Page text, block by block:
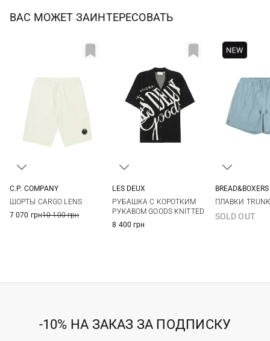
ВАС МОЖЕТ ЗАИНТЕРЕСОВАТЬ
C.P. COMPANY
ШОРТЫ CARGO LENS
7 070 грн10 100 грн
LES DEUX
РУБАШКА С КОРОТКИМ
РУКАВОМ GOODS KNITTED
8 400 грн
BREAD&BOXERS
ПЛАВКИ
SOLD OUT
-10% НА ЗАКАЗ ЗА ПОДПИСКУ